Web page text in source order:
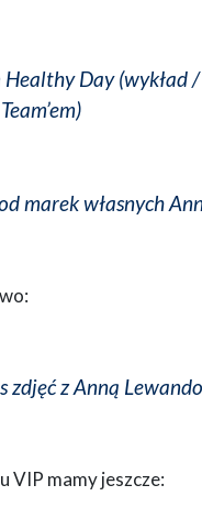
Healthy Day
marek własnych
zdjęć z Anną
VIP mamy jeszcze: